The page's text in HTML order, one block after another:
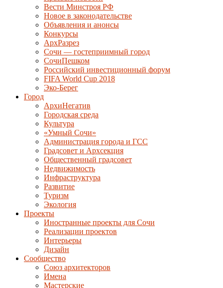
Вести Минстроя РФ
Новое в законодательстве
Объявления и анонсы
Конкурсы
АрхРазрез
Сочи — гостеприимный город
СочиПешком
Российский инвестиционный форум
FIFA World Cup 2018
Эко-Берег
Город
АрхиНегатив
Городская среда
Культура
«Умный Сочи»
Администрация города и ГСС
Градсовет и Архсекция
Общественный градсовет
Недвижимость
Инфраструктура
Развитие
Туризм
Экология
Проекты
Иностранные проекты для Сочи
Реализации проектов
Интерьеры
Дизайн
Сообщество
Союз архитекторов
Имена
Мастерские